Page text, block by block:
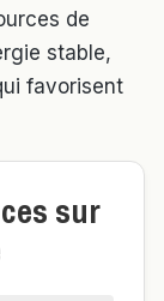
de
stable,
favorisent
sur